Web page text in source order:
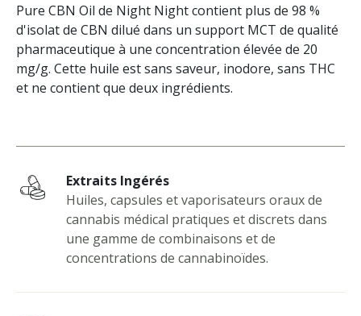
Pure CBN Oil de Night Night contient plus de 98 %
d'isolat de CBN dilué dans un support MCT de qualité
pharmaceutique à une concentration élevée de 20
mg/g. Cette huile est sans saveur, inodore, sans THC
et ne contient que deux ingrédients.
Extraits Ingérés
Huiles, capsules et vaporisateurs oraux de
cannabis médical pratiques et discrets dans
une gamme de combinaisons et de
concentrations de cannabinoïdes.